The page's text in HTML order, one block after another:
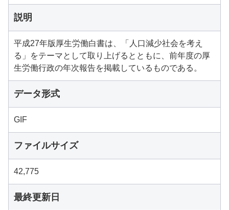
説明
平成27年版厚生労働白書は、「人口減少社会を考え
る」をテーマとして取り上げるとともに、前年度の厚
生労働行政の年次報告を掲載しているものである。
データ形式
GIF
ファイルサイズ
42,775
最終更新日